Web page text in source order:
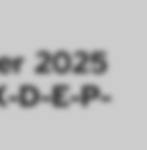
2025
D-E-P-